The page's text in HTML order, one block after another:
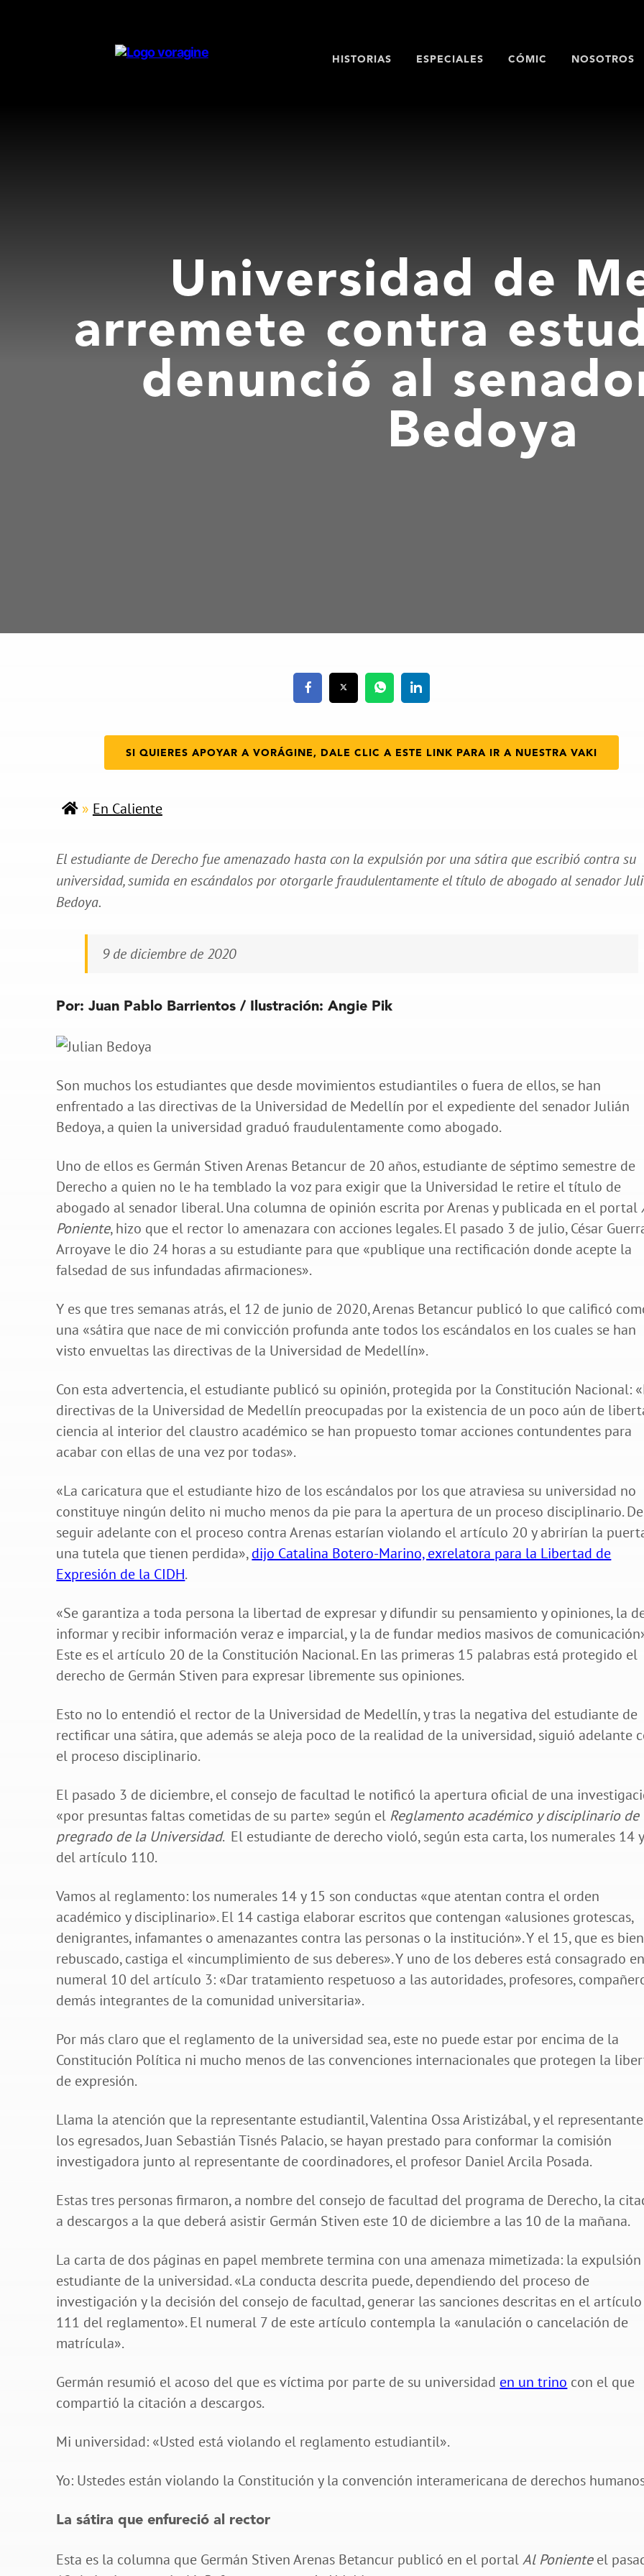
HISTORIAS ESPECIALES CÓMIC NOSOTROS
Universidad de
arremete contra
denunció al
Bedoya
SI QUIERES APOYAR A VORÁGINE, DALE CLIC A ESTE LINK PARA IR A NUESTRA VAKI
» En Caliente
El estudiante de Derecho fue amenazado hasta con la expulsión por una sátira que escribió contra su
universidad, sumida en escándalos por otorgarle fraudulentamente el título de abogado al senador
Bedoya.
9 de diciembre de 2020
Por: Juan Pablo Barrientos / Ilustración: Angie Pik
Son muchos los estudiantes que desde movimientos estudiantiles o fuera de ellos, se han
enfrentado a las directivas de la Universidad de Medellín por el expediente del senador Julián
Bedoya, a quien la universidad graduó fraudulentamente como abogado.
Uno de ellos es Germán Stiven Arenas Betancur de 20 años, estudiante de séptimo semestre de
Derecho a quien no le ha temblado la voz para exigir que la Universidad le retire el título de
abogado al senador liberal. Una columna de opinión escrita por Arenas y publicada en el portal
Poniente, hizo que el rector lo amenazara con acciones legales. El pasado 3 de julio, César
Arroyave le dio 24 horas a su estudiante para que «publique una rectificación donde acepte la
falsedad de sus infundadas afirmaciones».
Y es que tres semanas atrás, el 12 de junio de 2020, Arenas Betancur publicó lo que calificó
una «sátira que nace de mi convicción profunda ante todos los escándalos en los cuales se han
visto envueltas las directivas de la Universidad de Medellín».
Con esta advertencia, el estudiante publicó su opinión, protegida por la Constitución Nacional:
directivas de la Universidad de Medellín preocupadas por la existencia de un poco aún de
ciencia al interior del claustro académico se han propuesto tomar acciones contundentes para
acabar con ellas de una vez por todas».
«La caricatura que el estudiante hizo de los escándalos por los que atraviesa su universidad no
constituye ningún delito ni mucho menos da pie para la apertura de un proceso disciplinario. De
seguir adelante con el proceso contra Arenas estarían violando el artículo 20 y abrirían la
una tutela que tienen perdida»,dijo Catalina Botero-Marino, exrelatora para la Libertad de
Expresión de la CIDH.
«Se garantiza a toda persona la libertad de expresar y difundir su pensamiento y opiniones, la
informar y recibir información veraz e imparcial, y la de fundar medios masivos de
Este es el artículo 20 de la Constitución Nacional. En las primeras 15 palabras está protegido el
derecho de Germán Stiven para expresar libremente sus opiniones.
Esto no lo entendió el rector de la Universidad de Medellín, y tras la negativa del estudiante de
rectificar una sátira, que además se aleja poco de la realidad de la universidad, siguió adelante
el proceso disciplinario.
El pasado 3 de diciembre, el consejo de facultad le notificó la apertura oficial de una
«por presuntas faltas cometidas de su parte» según el Reglamento académico y disciplinario de
pregrado de la Universidad. El estudiante de derecho violó, según esta carta, los numerales 14
del artículo 110.
Vamos al reglamento: los numerales 14 y 15 son conductas «que atentan contra el orden
académico y disciplinario». El 14 castiga elaborar escritos que contengan «alusiones grotescas,
denigrantes, infamantes o amenazantes contra las personas o la institución». Y el 15, que es bien
rebuscado, castiga el «incumplimiento de sus deberes». Y uno de los deberes está consagrado
numeral 10 del artículo 3: «Dar tratamiento respetuoso a las autoridades, profesores,
demás integrantes de la comunidad universitaria».
Por más claro que el reglamento de la universidad sea, este no puede estar por encima de la
Constitución Política ni mucho menos de las convenciones internacionales que protegen la
de expresión.
Llama la atención que la representante estudiantil, Valentina Ossa Aristizábal, y el
los egresados, Juan Sebastián Tisnés Palacio, se hayan prestado para conformar la comisión
investigadora junto al representante de coordinadores, el profesor Daniel Arcila Posada.
Estas tres personas firmaron, a nombre del consejo de facultad del programa de Derecho, la
a descargos a la que deberá asistir Germán Stiven este 10 de diciembre a las 10 de la mañana.
La carta de dos páginas en papel membrete termina con una amenaza mimetizada: la
estudiante de la universidad. «La conducta descrita puede, dependiendo del proceso de
investigación y la decisión del consejo de facultad, generar las sanciones descritas en el artículo
111 del reglamento». El numeral 7 de este artículo contempla la «anulación o cancelación de
matrícula».
Germán resumió el acoso del que es víctima por parte de su universidad en un trino con el que
compartió la citación a descargos.
Mi universidad: «Usted está violando el reglamento estudiantil».
Yo: Ustedes están violando la Constitución y la convención interamericana de derechos
La sátira que enfureció al rector
Esta es la columna que Germán Stiven Arenas Betancur publicó en el portalAl Ponienteel